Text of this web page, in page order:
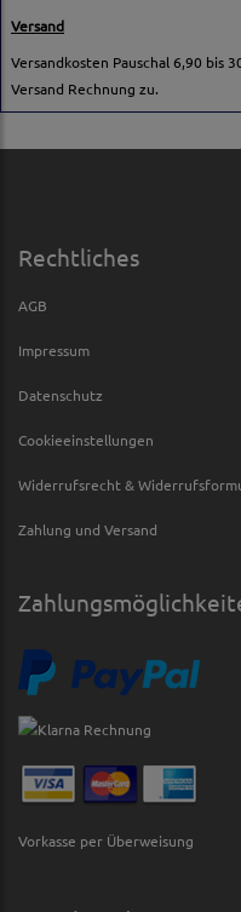
Versand
Versandkosten Pauschal 6,90 bis
Versand Rechnung zu.
Rechtliches
AGB
Impressum
Datenschutz
Cookieeinstellungen
Widerrufsrecht &
Zahlung und Versand
Vorkasse per Überweisung